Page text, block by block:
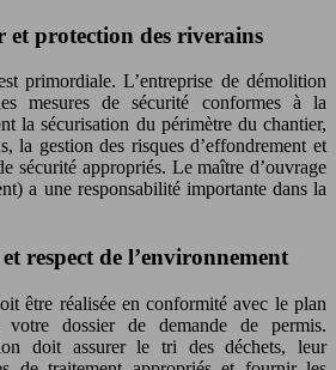
et protection des riverains
primordiale. L’entreprise de démolition
mesures de sécurité conformes à la
la sécurisation du périmètre du chantier,
la gestion des risques d’effondrement et
sécurité appropriés. Le maître d’ouvrage
a une responsabilité importante dans la
respect de l’environnement
être réalisée en conformité avec le plan
dossier de demande de permis.
doit assurer le tri des déchets, leur